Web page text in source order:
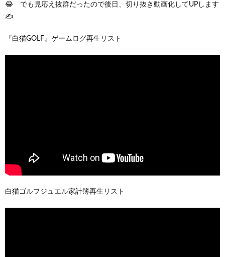
😂 でも見応え抜群だったので後日、切り抜き動画化してUPします
✍
『白猫GOLF』ゲームログ再生リスト
白猫ゴルフジュエル家計簿再生リスト